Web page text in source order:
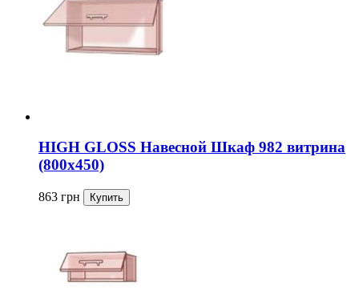
HIGH GLOSS Навесной Шкаф 982 витрина
(800x450)
863 грн